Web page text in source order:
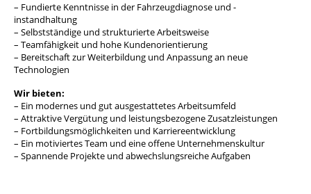
– Fundierte Kenntnisse in der Fahrzeugdiagnose und -
instandhaltung
– Selbstständige und strukturierte Arbeitsweise
– Teamfähigkeit und hohe Kundenorientierung
– Bereitschaft zur Weiterbildung und Anpassung an neue
Technologien
Wir bieten:
– Ein modernes und gut ausgestattetes Arbeitsumfeld
– Attraktive Vergütung und leistungsbezogene Zusatzleistungen
– Fortbildungsmöglichkeiten und Karriereentwicklung
– Ein motiviertes Team und eine offene Unternehmenskultur
– Spannende Projekte und abwechslungsreiche Aufgaben